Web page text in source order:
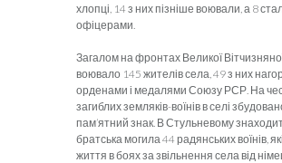
хлопці, 14 з них пізніше воювали, а 8
офіцерами.
Загалом на фронтах Великої
воювало 145 жителів села, 49 з них
орденами і медалями Союзу РСР. На
загиблих земляків-воїнів в селі
пам’ятний знак. В Стульневому
братська могила 44 радянських воїнів,
життя в боях за звільнення села від